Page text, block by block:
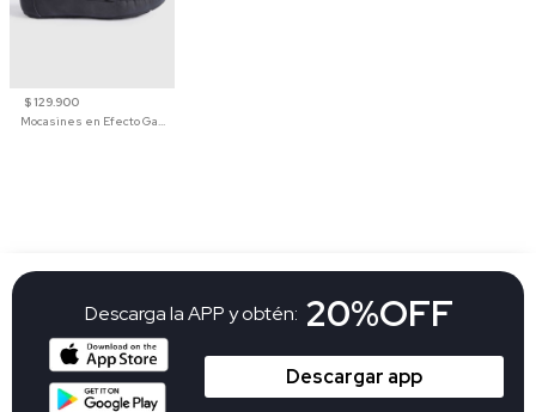
$ 129.900
Mocasines en Efecto Gamuzado Para Mujer
Descarga la APP y obtén: 20%OFF
Descargar app